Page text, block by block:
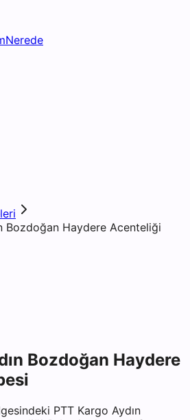
Bozdoğan Haydere Acenteliği
Bozdoğan Haydere
PTT Kargo Aydın